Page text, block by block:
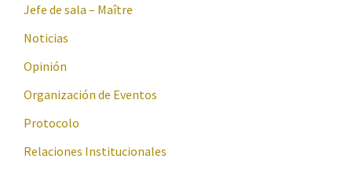
Jefe de sala – Maître
Noticias
Opinión
Organización de Eventos
Protocolo
Relaciones Institucionales